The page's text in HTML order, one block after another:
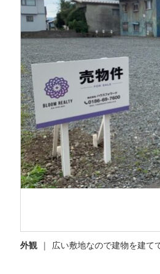
外観 広い敷地なので建物を建て